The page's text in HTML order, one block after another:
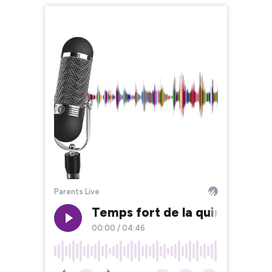
Parents Live
Temps fort de la quinzaine
00:00 / 04:46